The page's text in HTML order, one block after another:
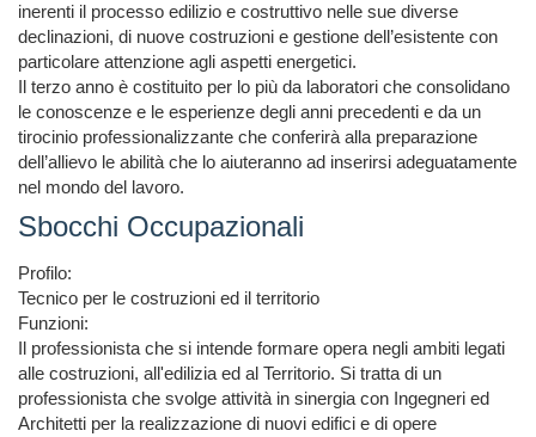
inerenti il processo edilizio e costruttivo nelle sue diverse
declinazioni, di nuove costruzioni e gestione dell’esistente con
particolare attenzione agli aspetti energetici.
Il terzo anno è costituito per lo più da laboratori che consolidano
le conoscenze e le esperienze degli anni precedenti e da un
tirocinio professionalizzante che conferirà alla preparazione
dell’allievo le abilità che lo aiuteranno ad inserirsi adeguatamente
nel mondo del lavoro.
Sbocchi Occupazionali
Profilo:
Tecnico per le costruzioni ed il territorio
Funzioni:
Il professionista che si intende formare opera negli ambiti legati
alle costruzioni, all'edilizia ed al Territorio. Si tratta di un
professionista che svolge attività in sinergia con Ingegneri ed
Architetti per la realizzazione di nuovi edifici e di opere